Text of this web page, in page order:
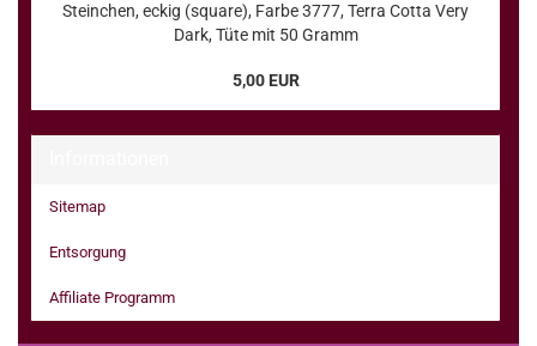
Steinchen, eckig (square), Farbe 3777, Terra Cotta Very
Dark, Tüte mit 50 Gramm
5,00 EUR
Sitemap
Entsorgung
Affiliate Programm